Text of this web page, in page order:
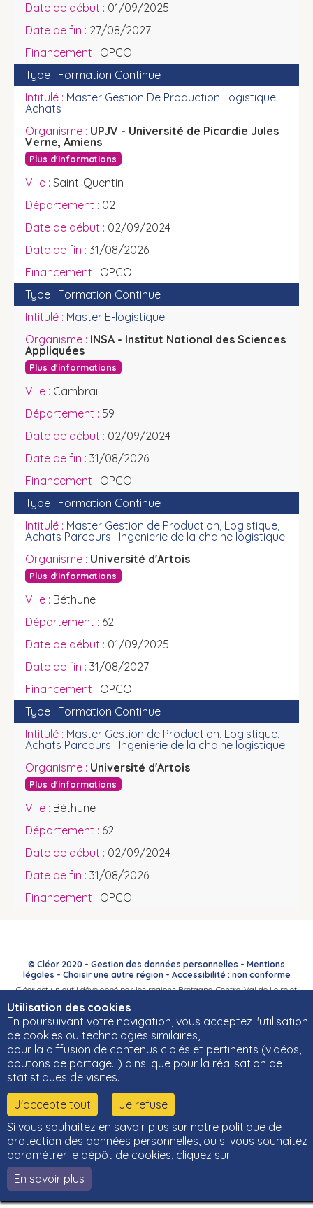
Utilisation des cookies
En poursuivant votre navigation, vous acceptez l'utilisation
de cookies ou technologies similaires,
pour la diffusion de contenus ciblés et pertinents (vidéos,
boutons de partage…) ainsi que pour la réalisation de
statistiques de visites.
J'accepte tout
Je refuse
Si vous souhaitez en savoir plus sur notre politique de
protection des données personnelles, ou si vous souhaitez
paramétrer le dépôt de cookies, cliquez sur
En savoir plus
01/09/2025
27/08/2027
OPCO
Formation Continue
Master Gestion De Production Logistique
Achats
UPJV - Université de Picardie Jules
Verne, Amiens
Plus d'informations
Saint-Quentin
02
02/09/2024
31/08/2026
OPCO
Formation Continue
Master E-logistique
INSA - Institut National des Sciences
Appliquées
Plus d'informations
Cambrai
59
02/09/2024
31/08/2026
OPCO
Formation Continue
Master Gestion de Production, Logistique,
Achats Parcours : Ingenierie de la chaine logistique
Université d'Artois
Plus d'informations
Béthune
62
01/09/2025
31/08/2027
OPCO
Formation Continue
Master Gestion de Production, Logistique,
Achats Parcours : Ingenierie de la chaine logistique
Université d'Artois
Plus d'informations
Béthune
62
02/09/2024
31/08/2026
OPCO
© Cléor 2020 - Gestion des données personnelles - Mentions
légales - Choisir une autre région- Accessibilité : non conforme
Cléor est un outil développé par les régions Bretagne, Centre-Val de Loire et